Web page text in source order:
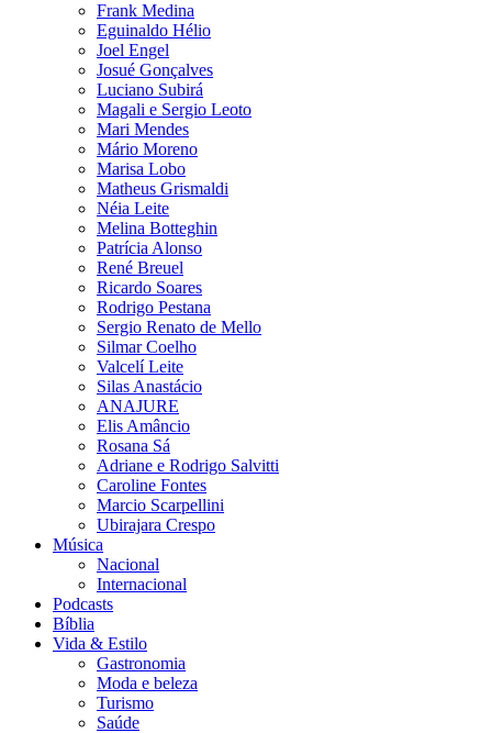
Frank Medina
Eguinaldo Hélio
Joel Engel
Josué Gonçalves
Luciano Subirá
Magali e Sergio Leoto
Mari Mendes
Mário Moreno
Marisa Lobo
Matheus Grismaldi
Néia Leite
Melina Botteghin
Patrícia Alonso
René Breuel
Ricardo Soares
Rodrigo Pestana
Sergio Renato de Mello
Silmar Coelho
Valcelí Leite
Silas Anastácio
ANAJURE
Elis Amâncio
Rosana Sá
Adriane e Rodrigo Salvitti
Caroline Fontes
Marcio Scarpellini
Ubirajara Crespo
Música
Nacional
Internacional
Podcasts
Bíblia
Vida & Estilo
Gastronomia
Moda e beleza
Turismo
Saúde